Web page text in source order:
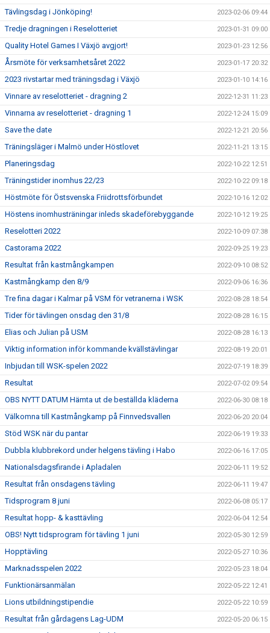
Tävlingsdag i Jönköping! 2023-02-06 09:44
Tredje dragningen i Reselotteriet 2023-01-31 09:00
Quality Hotel Games I Växjö avgjort! 2023-01-23 12:56
Årsmöte för verksamhetsåret 2022 2023-01-17 20:32
2023 rivstartar med träningsdag i Växjö 2023-01-10 14:16
Vinnare av reselotteriet - dragning 2 2022-12-31 11:23
Vinnarna av reselotteriet - dragning 1 2022-12-24 15:09
Save the date 2022-12-21 20:56
Träningsläger i Malmö under Höstlovet 2022-11-21 13:15
Planeringsdag 2022-10-22 12:51
Träningstider inomhus 22/23 2022-10-22 09:18
Höstmöte för Östsvenska Friidrottsförbundet 2022-10-16 12:02
Höstens inomhusträningar inleds skadeförebyggande 2022-10-12 19:25
Reselotteri 2022 2022-10-09 07:38
Castorama 2022 2022-09-25 19:23
Resultat från kastmångkampen 2022-09-10 08:52
Kastmångkamp den 8/9 2022-09-06 16:36
Tre fina dagar i Kalmar på VSM för vetranerna i WSK 2022-08-28 18:54
Tider för tävlingen onsdag den 31/8 2022-08-28 16:15
Elias och Julian på USM 2022-08-28 16:13
Viktig information inför kommande kvällstävlingar 2022-08-19 20:01
Inbjudan till WSK-spelen 2022 2022-07-19 18:39
Resultat 2022-07-02 09:54
OBS NYTT DATUM Hämta ut de beställda kläderna 2022-06-30 08:18
Välkomna till Kastmångkamp på Finnvedsvallen 2022-06-20 20:04
Stöd WSK när du pantar 2022-06-19 19:33
Dubbla klubbrekord under helgens tävling i Habo 2022-06-16 17:05
Nationalsdagsfirande i Apladalen 2022-06-11 19:52
Resultat från onsdagens tävling 2022-06-11 19:47
Tidsprogram 8 juni 2022-06-08 05:17
Resultat hopp- & kasttävling 2022-06-04 12:54
OBS! Nytt tidsprogram för tävling 1 juni 2022-05-30 12:59
Hopptävling 2022-05-27 10:36
Marknadsspelen 2022 2022-05-23 18:04
Funktionärsanmälan 2022-05-22 12:41
Lions utbildningstipendie 2022-05-22 10:59
Resultat från gårdagens Lag-UDM 2022-05-20 06:15